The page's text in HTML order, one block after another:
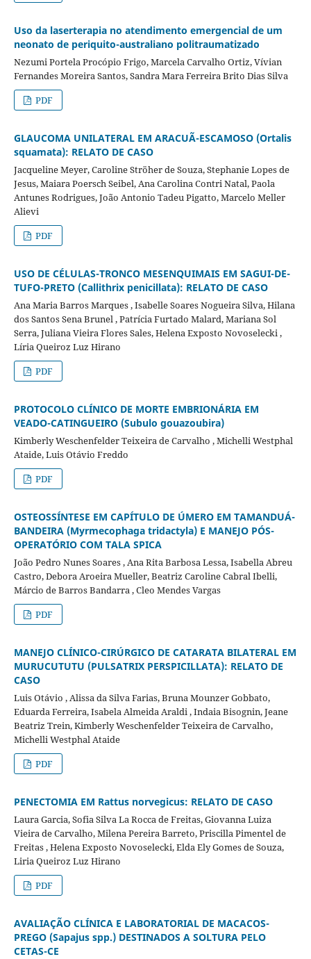
Uso da laserterapia no atendimento emergencial de um
neonato de periquito-australiano politraumatizado
Nezumi Portela Procópio Frigo, Marcela Carvalho Ortiz, Vívian
Fernandes Moreira Santos, Sandra Mara Ferreira Brito Dias Silva
PDF
GLAUCOMA UNILATERAL EM ARACUÃ-ESCAMOSO (Ortalis
squamata): RELATO DE CASO
Jacqueline Meyer, Caroline Ströher de Souza, Stephanie Lopes de
Jesus, Maiara Poersch Seibel, Ana Carolina Contri Natal, Paola
Antunes Rodrigues, João Antonio Tadeu Pigatto, Marcelo Meller
Alievi
PDF
USO DE CÉLULAS-TRONCO MESENQUIMAIS EM SAGUI-DE-
TUFO-PRETO (Callithrix penicillata): RELATO DE CASO
Ana Maria Barros Marques , Isabelle Soares Nogueira Silva, Hilana
dos Santos Sena Brunel , Patrícia Furtado Malard, Mariana Sol
Serra, Juliana Vieira Flores Sales, Helena Exposto Novoselecki ,
Líria Queiroz Luz Hirano
PDF
PROTOCOLO CLÍNICO DE MORTE EMBRIONÁRIA EM
VEADO-CATINGUEIRO (Subulo gouazoubira)
Kimberly Weschenfelder Teixeira de Carvalho , Michelli Westphal
Ataide, Luis Otávio Freddo
PDF
OSTEOSSÍNTESE EM CAPÍTULO DE ÚMERO EM TAMANDUÁ-
BANDEIRA (Myrmecophaga tridactyla) E MANEJO PÓS-
OPERATÓRIO COM TALA SPICA
João Pedro Nunes Soares , Ana Rita Barbosa Lessa, Isabella Abreu
Castro, Debora Aroeira Mueller, Beatriz Caroline Cabral Ibelli,
Márcio de Barros Bandarra , Cleo Mendes Vargas
PDF
MANEJO CLÍNICO-CIRÚRGICO DE CATARATA BILATERAL EM
MURUCUTUTU (PULSATRIX PERSPICILLATA): RELATO DE
CASO
Luis Otávio , Alissa da Silva Farias, Bruna Mounzer Gobbato,
Eduarda Ferreira, Isabela Almeida Araldi , Indaia Bisognin, Jeane
Beatriz Trein, Kimberly Weschenfelder Teixeira de Carvalho,
Michelli Westphal Ataide
PDF
PENECTOMIA EM Rattus norvegicus: RELATO DE CASO
Laura Garcia, Sofia Silva La Rocca de Freitas, Giovanna Luiza
Vieira de Carvalho, Milena Pereira Barreto, Priscilla Pimentel de
Freitas , Helena Exposto Novoselecki, Elda Ely Gomes de Souza,
Liria Queiroz Luz Hirano
PDF
AVALIAÇÃO CLÍNICA E LABORATORIAL DE MACACOS-
PREGO (Sapajus spp.) DESTINADOS A SOLTURA PELO
CETAS-CE